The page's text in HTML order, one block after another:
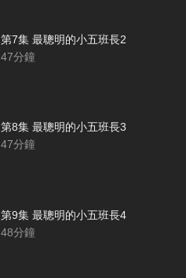
第7集 最聰明的小五班長2
47分鐘
第8集 最聰明的小五班長3
47分鐘
第9集 最聰明的小五班長4
48分鐘